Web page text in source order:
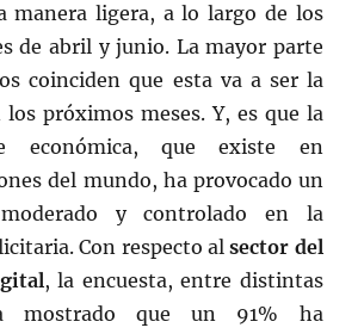
manera ligera, a lo largo de los
de abril y junio. La mayor parte
coinciden que esta va a ser la
próximos meses. Y, es que la
económica, que existe en
del mundo, ha provocado un
y controlado en la
Con respecto alsector del
, la encuesta, entre distintas
mostrado que un 91% ha